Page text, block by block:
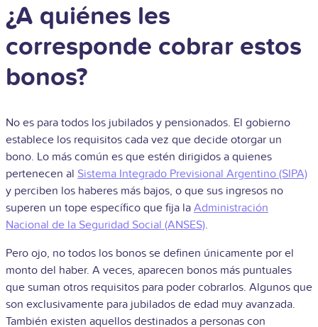
¿A quiénes les
corresponde cobrar estos
bonos?
No es para todos los jubilados y pensionados. El gobierno
establece los requisitos cada vez que decide otorgar un
bono. Lo más común es que estén dirigidos a quienes
pertenecen al Sistema Integrado Previsional Argentino (SIPA)
y perciben los haberes más bajos, o que sus ingresos no
superen un tope específico que fija la Administración
Nacional de la Seguridad Social (ANSES).
Pero ojo, no todos los bonos se definen únicamente por el
monto del haber. A veces, aparecen bonos más puntuales
que suman otros requisitos para poder cobrarlos. Algunos que
son exclusivamente para jubilados de edad muy avanzada.
También existen aquellos destinados a personas con